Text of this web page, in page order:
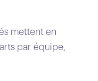
mettent en
par équipe,